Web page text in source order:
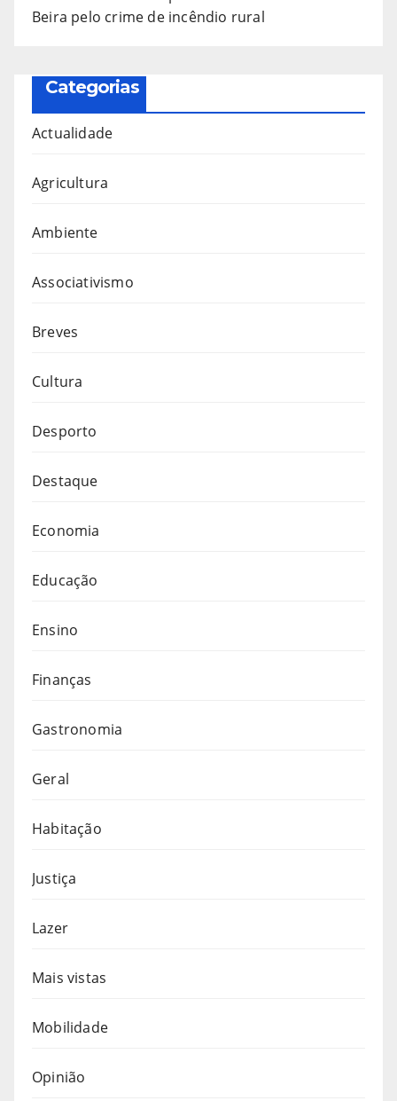
Beira pelo crime de incêndio rural
Categorias
Actualidade
Agricultura
Ambiente
Associativismo
Breves
Cultura
Desporto
Destaque
Economia
Educação
Ensino
Finanças
Gastronomia
Geral
Habitação
Justiça
Lazer
Mais vistas
Mobilidade
Opinião